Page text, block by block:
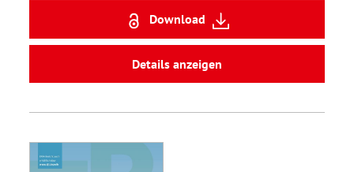
Download
Details anzeigen